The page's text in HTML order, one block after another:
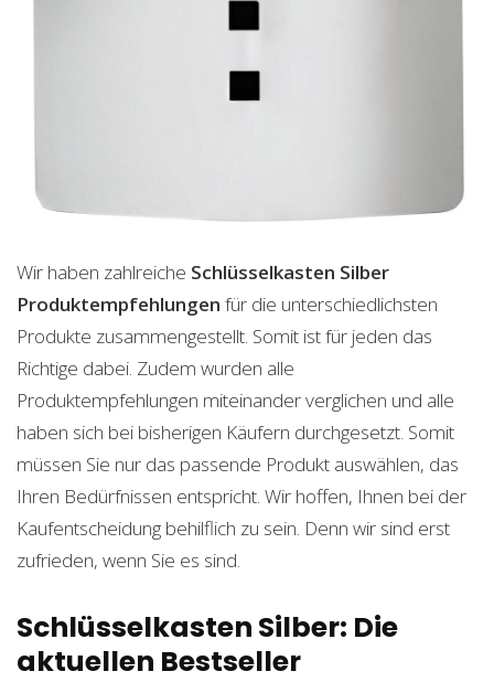
Wir haben zahlreiche Schlüsselkasten Silber
Produktempfehlungen für die unterschiedlichsten
Produkte zusammengestellt. Somit ist für jeden das
Richtige dabei. Zudem wurden alle
Produktempfehlungen miteinander verglichen und alle
haben sich bei bisherigen Käufern durchgesetzt. Somit
müssen Sie nur das passende Produkt auswählen, das
Ihren Bedürfnissen entspricht. Wir hoffen, Ihnen bei der
Kaufentscheidung behilflich zu sein. Denn wir sind erst
zufrieden, wenn Sie es sind.
Schlüsselkasten Silber: Die
aktuellen Bestseller